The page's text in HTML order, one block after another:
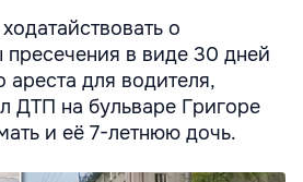
о
в виде 30 дней
ареста для водителя,
ДТП на бульваре Григоре
и её 7-летнюю дочь.